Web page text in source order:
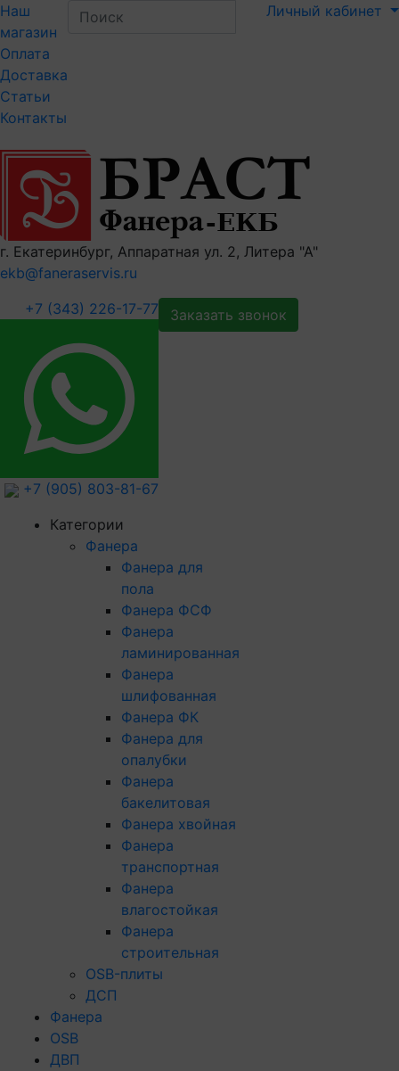
Наш
магазин
Оплата
Доставка
Статьи
Контакты
Личный кабинет
г. Екатеринбург, Аппаратная ул. 2, Литера "А"
ekb@faneraservis.ru
+7 (343) 226-17-77
+7 (905) 803-81-67
Заказать звонок
Категории
Фанера
Фанера для
пола
Фанера ФСФ
Фанера
ламинированная
Фанера
шлифованная
Фанера ФК
Фанера для
опалубки
Фанера
бакелитовая
Фанера хвойная
Фанера
транспортная
Фанера
влагостойкая
Фанера
строительная
OSB-плиты
ДСП
Фанера
OSB
ДВП